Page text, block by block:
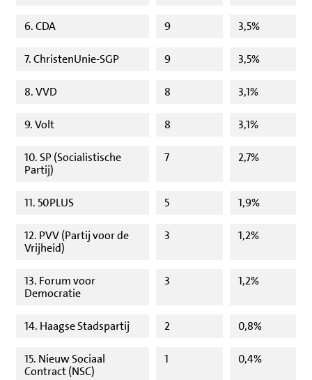
6. CDA 9 3,5%
7. ChristenUnie-SGP 9 3,5%
8. VVD 8 3,1%
9. Volt 8 3,1%
10. SP (Socialistische
Partij)
7 2,7%
11. 50PLUS 5 1,9%
12. PVV (Partij voor de
Vrijheid)
3 1,2%
13. Forum voor
Democratie
3 1,2%
14. Haagse Stadspartij 2 0,8%
15. Nieuw Sociaal
Contract (NSC)
1 0,4%